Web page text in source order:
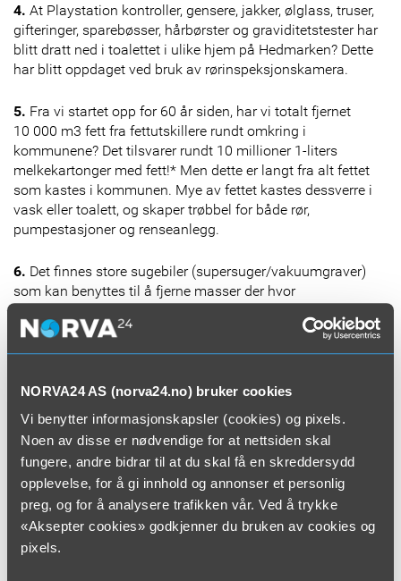
NORVA24 AS (norva24.no) bruker cookies
Vi benytter informasjonskapsler (cookies) og pixels.
Noen av disse er nødvendige for at nettsiden skal
fungere, andre bidrar til at du skal få en skreddersydd
opplevelse, for å gi innhold og annonser et personlig
preg, og for å analysere trafikken vår. Ved å trykke
«Aksepter cookies» godkjenner du bruken av cookies og
pixels.
4. At Playstation kontroller, gensere, jakker, ølglass, truser,
gifteringer, sparebøsser, hårbørster og graviditetstester har
blitt dratt ned i toalettet i ulike hjem på Hedmarken? Dette
har blitt oppdaget ved bruk av rørinspeksjonskamera.
5. Fra vi startet opp for 60 år siden, har vi totalt fjernet
10 000 m3 fett fra fettutskillere rundt omkring i
kommunene? Det tilsvarer rundt 10 millioner 1-liters
melkekartonger med fett!* Men dette er langt fra alt fettet
som kastes i kommunen. Mye av fettet kastes dessverre i
vask eller toalett, og skaper trøbbel for både rør,
pumpestasjoner og renseanlegg.
6. Det finnes store sugebiler (supersuger/vakuumgraver)
som kan benyttes til å fjerne masser der hvor
innendørs. Den kan faktisk blåse tilbake masser også!
bakken, som gjør rørene sårbare? Tenk derfor igjennom
hvor rørene dine ligger, og unngå unødig trafikk over dem.
Er du usikker på hvor rørene ligger, er trasesøk mulig. Skulle
du være uheldig og vannledningen din fryser, tiner vi den
opp igjen.
8.Vi fjerner 400 tonn sand fra kommunens sandfang hver
vår? Det er omtrent like mye som vekten av 40 store
elefanter, og da snakker vi om de aller største elefantene.